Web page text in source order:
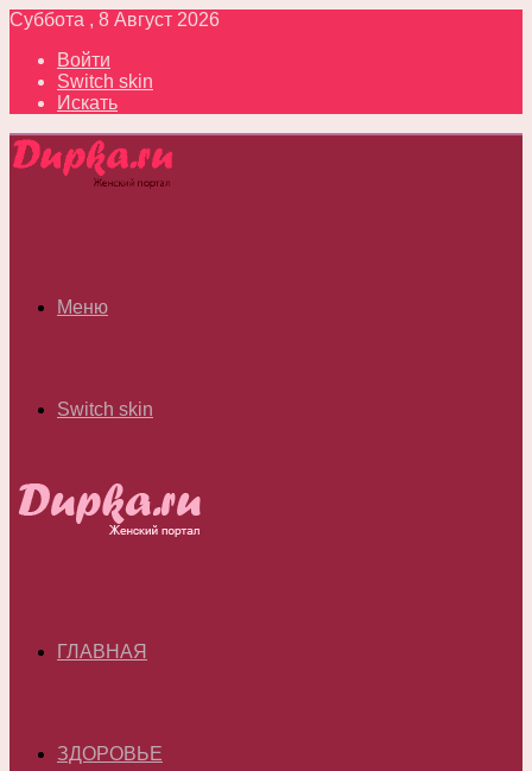
Суббота , 8 Август 2026
Войти
Switch skin
Искать
Меню
Switch skin
ГЛАВНАЯ
ЗДОРОВЬЕ